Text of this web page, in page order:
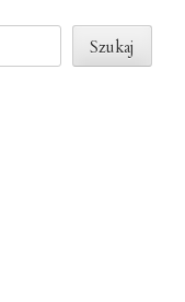
o
n
Szukaj